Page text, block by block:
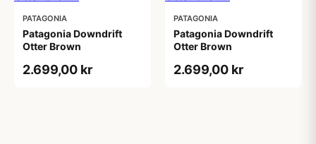
PATAGONIA
Patagonia Downdrift
Otter Brown
2.699,00 kr
PATAGONIA
Patagonia Downdrift
Otter Brown
2.699,00 kr